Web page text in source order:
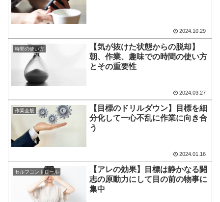
2024.10.29
時間の使い方
【気が抜けた状態からの脱却】
朝、作業、趣味での時間の使い方
とその重要性
2024.03.27
作業全般
【目標のドリルダウン】目標を細
分化して一心不乱に作業に向き合
う
2024.01.16
セルフコントロール
【アレの効果】目標は静かなる闘
志の原動力にして目の前の物事に
集中